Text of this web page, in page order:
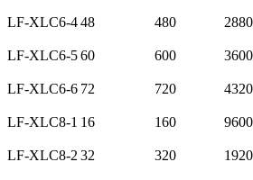
LF-XLC6-448 480
LF-XLC6-560 600
LF-XLC6-6 72 720
LF-XLC8-1 16 160 9600
LF-XLC8-2 32 320